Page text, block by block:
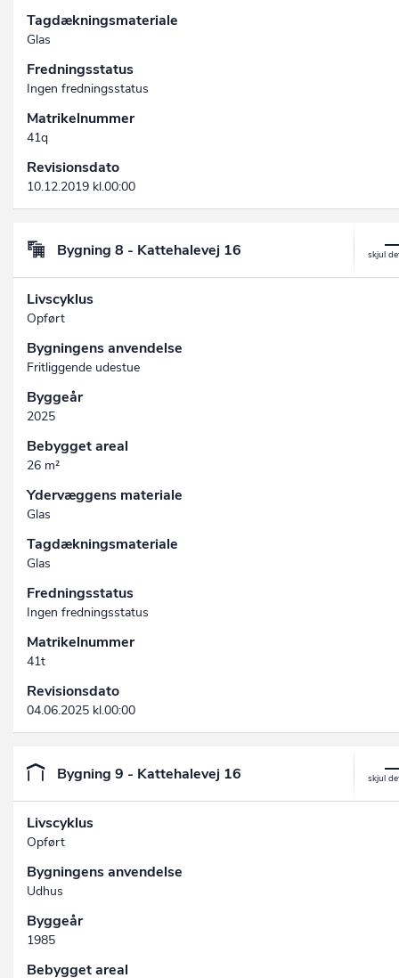
Tagdækningsmateriale
Glas
Fredningsstatus
Ingen fredningsstatus
Matrikelnummer
41q
Revisionsdato
10.12.2019 kl.00:00
Bygning 8 - Kattehalevej 16
Livscyklus
Opført
Bygningens anvendelse
Fritliggende udestue
Byggeår
2025
Bebygget areal
26 m²
Ydervæggens materiale
Glas
Tagdækningsmateriale
Glas
Fredningsstatus
Ingen fredningsstatus
Matrikelnummer
41t
Revisionsdato
04.06.2025 kl.00:00
Bygning 9 - Kattehalevej 16
Livscyklus
Opført
Bygningens anvendelse
Udhus
Byggeår
1985
Bebygget areal